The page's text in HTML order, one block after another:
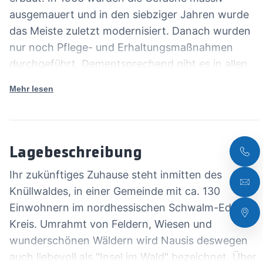
richtig.
ausgemauert und in den siebziger Jahren wurde
das Meiste zuletzt modernisiert. Danach wurden
nur noch Pflege- und Erhaltungsmaßnahmen
durchgeführt. Dementsprechend gibt es in allen
Modernisierungsrückstand. Zur Zeit wird das Haus
Jahre gegen Kunststoffenster getauscht. Das
trockene Wirtschaftsgebäude hat eine
Grundfläche von ca. 200m². Der Keller des
Wohnhauses ist von außen zugänglich.
Mehr lesen
Lagebeschreibung
Ihr zukünftiges Zuhause steht inmitten des
Knüllwaldes, in einer Gemeinde mit ca. 130
Einwohnern im nordhessischen Schwalm-Eder
Kreis. Umrahmt von Feldern, Wiesen und
wunderschönen Wäldern wird Nausis deswegen
auch liebevoll als "Insel im Wald" bezeichnet. Über